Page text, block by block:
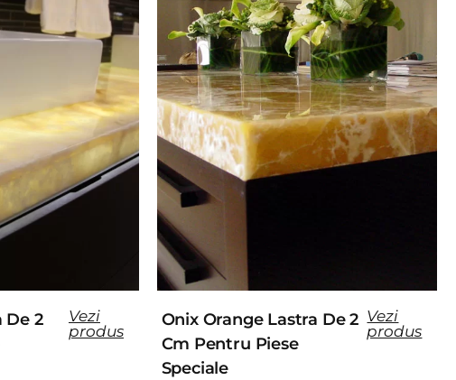
De 2
Vezi
produs
Onix Orange Lastra De 2
Cm Pentru Piese
Speciale
Vezi
produs